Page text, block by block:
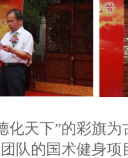
化天下”的彩旗
队的国术健身